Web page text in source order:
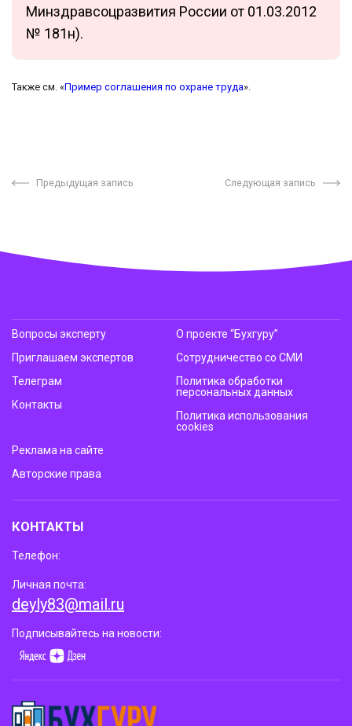
Минздравсоцразвития России от 01.03.2012
№ 181н).
Также см. «Пример соглашения по охране труда».
Предыдущая запись Следующая запись
Вопросы эксперту
Приглашаем экспертов
Телеграм
Контакты
О проекте “Бухгуру”
Сотрудничество со СМИ
Политика обработки
персональных данных
Политика использования
cookies
Реклама на сайте
Авторские права
КОНТАКТЫ
Телефон:
Личная почта:
deyly83@mail.ru
Подписывайтесь на новости: